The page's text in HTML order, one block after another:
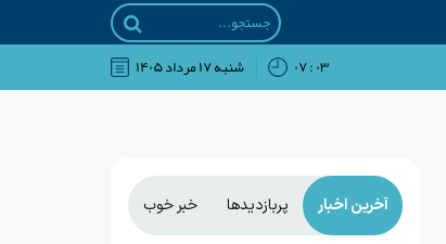
۰۳ : ۰۷ شنبه ۱۷ مرداد ۱۴۰۵
آخرین اخبار پربازدیدها خبر خوب